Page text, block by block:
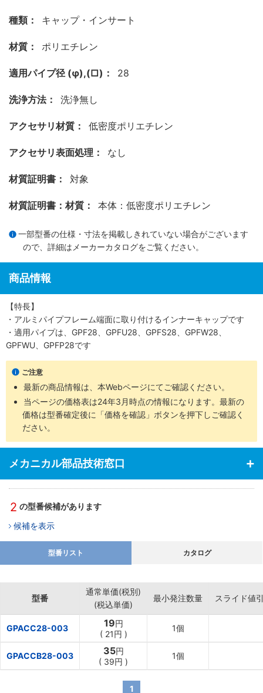
種類： キャップ・インサート
材質： ポリエチレン
適用パイプ径 (φ),(□)： 28
洗浄方法： 洗浄無し
アクセサリ材質： 低密度ポリエチレン
アクセサリ表面処理： なし
材質証明書： 対象
材質証明書：材質： 本体：低密度ポリエチレン
一部型番の仕様・寸法を掲載しきれていない場合がございます
ので、詳細は メーカーカタログをご覧ください。
商品情報
【特長】
・アルミパイプフレーム端面に取り付けるインナーキャップです
・適用パイプは、GPF28、GPFU28、GPFS28、GPFW28、
GPFWU、GPFP28です
ご注意
最新の商品情報は、本Webページにてご確認ください。
当ページの価格表は24年3月時点の情報になります。最新の
価格は型番確定後に「価格を確認」ボタンを押下しご確認く
ださい。
メカニカル部品技術窓口
2 の型番候補があります
候補を表示
型番リスト カタログ
型番
通常単価(税別)
(税込単価)
最小発注数量 スライド値
GPACC28-003 19円
( 21円 )
1個
GPACCB28-003 35円
( 39円 )
1個
1